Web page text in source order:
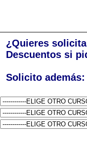
¿Quieres
Descuentos si
Solicito además: